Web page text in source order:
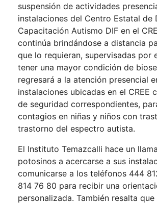
suspensión de actividades
instalaciones del Centro Estatal de
Capacitación Autismo DIF en el
continúa brindándose a distancia
que lo requieran, supervisadas por
tener una mayor condición de
regresará a la atención presencial
instalaciones ubicadas en el CREE
de seguridad correspondientes,
contagios en niñas y niños con
trastorno del espectro autista.
El Instituto Temazcalli hace un
potosinos a acercarse a sus
comunicarse a los teléfonos 444
814 76 80 para recibir una
personalizada. También resalta